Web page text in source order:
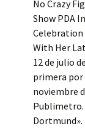
No Crazy
Show PDA
Celebration
With Her
12 de julio
primera por
noviembre
Publimetro.
Dortmund».